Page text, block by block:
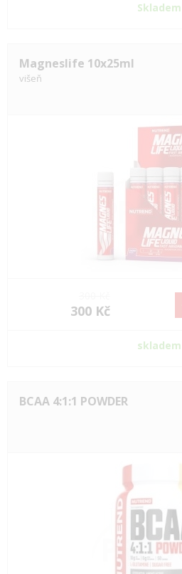
Skladem
Magneslife 10x25ml
višeň
300 Kč
skladem
BCAA 4:1:1 POWDER